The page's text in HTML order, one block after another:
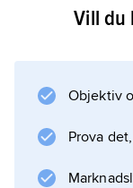
Vill du
Objektiv
Prova